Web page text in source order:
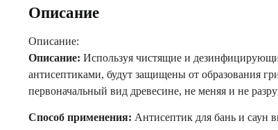
Описание
Описание:
Описание: Используя чистящие и
антисептиками, будут защищены от образования
первоначальный вид древесине, не меняя и не
Способ применения: Антисептик для бань и саун